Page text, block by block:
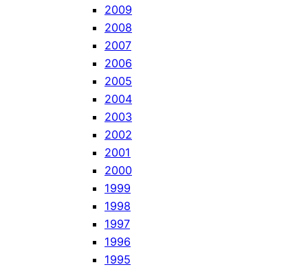
2009
2008
2007
2006
2005
2004
2003
2002
2001
2000
1999
1998
1997
1996
1995